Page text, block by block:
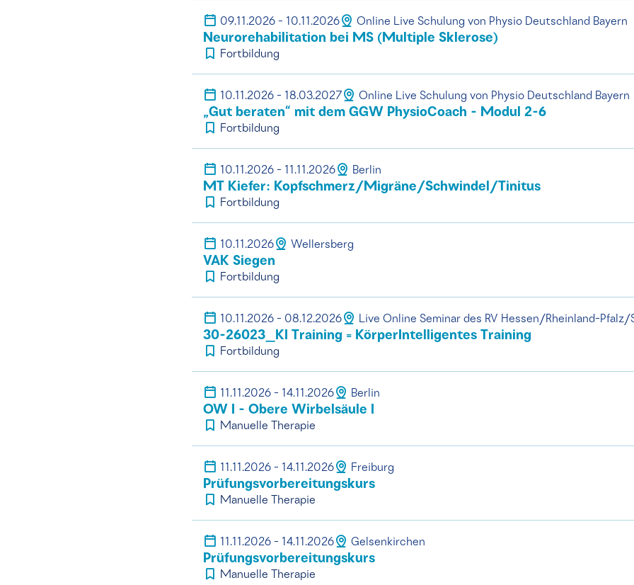
09.11.2026 - 10.11.2026 Online Live Schulung von Physio Deutschland Bayern
Neurorehabilitation bei MS (Multiple Sklerose)
Fortbildung
10.11.2026 - 18.03.2027 Online Live Schulung von Physio Deutschland Bayern
„Gut beraten“ mit dem GGW PhysioCoach - Modul 2-6
Fortbildung
10.11.2026 - 11.11.2026 Berlin
MT Kiefer: Kopfschmerz/Migräne/Schwindel/Tinitus
Fortbildung
10.11.2026 Wellersberg
VAK Siegen
Fortbildung
10.11.2026 - 08.12.2026 Live Online Seminar des RV Hessen/Rheinland-Pfalz/
30-26023_KI Training = KörperIntelligentes Training
Fortbildung
11.11.2026 - 14.11.2026 Berlin
OW I - Obere Wirbelsäule I
Manuelle Therapie
11.11.2026 - 14.11.2026 Freiburg
Prüfungsvorbereitungskurs
Manuelle Therapie
11.11.2026 - 14.11.2026 Gelsenkirchen
Prüfungsvorbereitungskurs
Manuelle Therapie